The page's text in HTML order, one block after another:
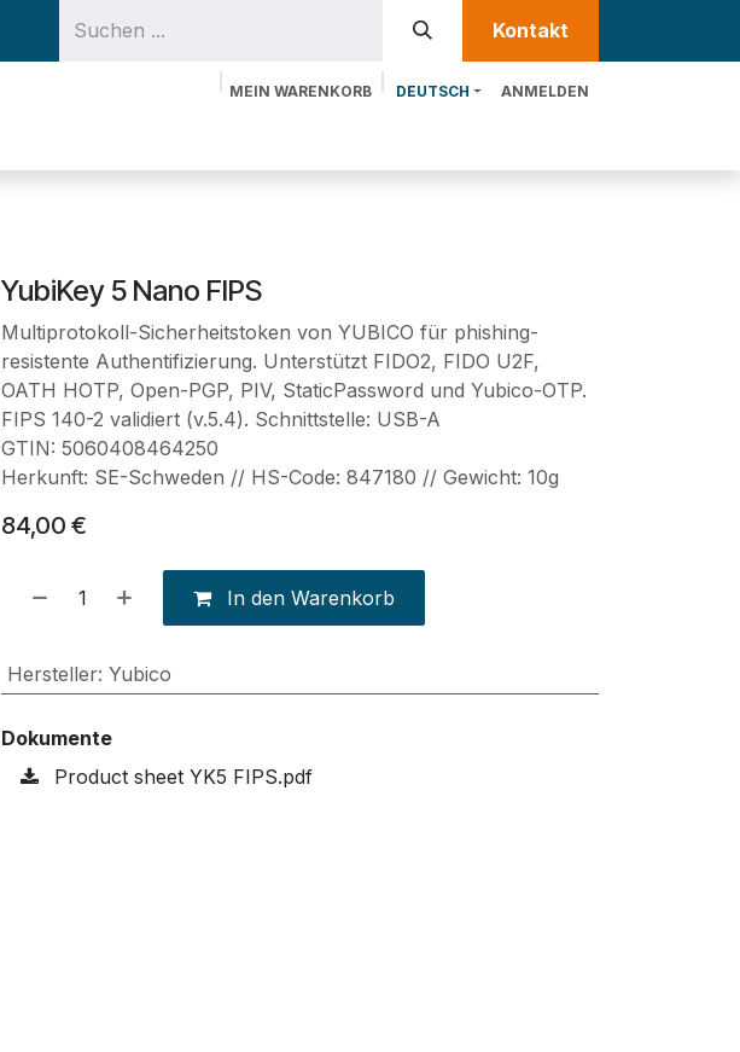
Kontakt​​
MEIN WARENKORB DEUTSCH ANMELDEN
YubiKey 5 Nano FIPS
Multiprotokoll-Sicherheitstoken von YUBICO für phishing-
resistente Authentifizierung. Unterstützt FIDO2, FIDO U2F,
OATH HOTP, Open-PGP, PIV, StaticPassword und Yubico-OTP.
FIPS 140-2 validiert (v.5.4). Schnittstelle: USB-A
GTIN: 5060408464250
Herkunft: SE-Schweden // HS-Code: 847180 // Gewicht: 10g
84,00 €
In den Warenkorb
Hersteller: Yubico
Dokumente
Product sheet YK5 FIPS.pdf